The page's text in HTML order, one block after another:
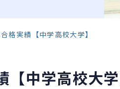
格実績【中学高校大学】
中学高校大学